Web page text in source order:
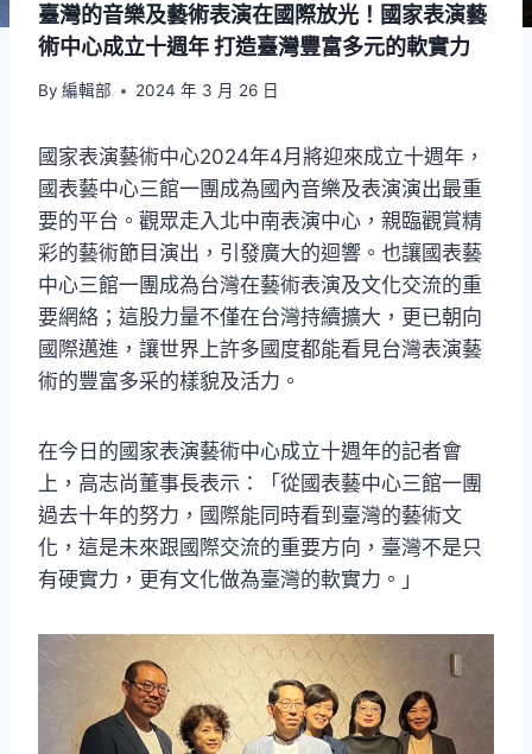
臺灣的音樂及藝術表演在國際放光！國家表演藝
術中心成立十週年 打造臺灣豐富多元的軟實力
By 編輯部 2024 年 3 月 26 日
國家表演藝術中心2024年4月將迎來成立十週年，
國表藝中心三館一團成為國內音樂及表演演出最重
要的平台。觀眾走入北中南表演中心，親臨觀賞精
彩的藝術節目演出，引發廣大的迴響。也讓國表藝
中心三館一團成為台灣在藝術表演及文化交流的重
要網絡；這股力量不僅在台灣持續擴大，更已朝向
國際邁進，讓世界上許多國度都能看見台灣表演藝
術的豐富多采的樣貌及活力。
在今日的國家表演藝術中心成立十週年的記者會
上，高志尚董事長表示：「從國表藝中心三館一團
過去十年的努力，國際能同時看到臺灣的藝術文
化，這是未來跟國際交流的重要方向，臺灣不是只
有硬實力，更有文化做為臺灣的軟實力。」